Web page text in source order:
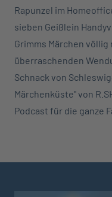
Rapunzel im
sieben Geißlein
Grimms Märchen
überraschenden
Schnack von
Märchenküste" von
Podcast für die ganze